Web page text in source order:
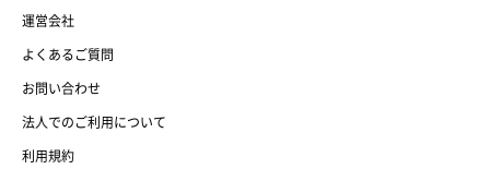
運営会社
よくあるご質問
お問い合わせ
法人でのご利用について
利用規約